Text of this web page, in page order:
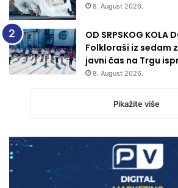
8. August 2026.
OD SRPSKOG KOLA
Folkloraši iz sedam
javni čas na Trgu
8. August 2026.
Pikažite više